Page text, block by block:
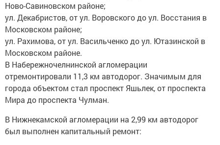
Ново-Савиновском районе;
ул. Декабристов, от ул. Воровского до ул. Восстания в
Московском районе;
ул. Рахимова, от ул. Васильченко до ул. Ютазинской в
Московском районе.
В Набережночелнинской агломерации
отремонтировали 11,3 км автодорог. Значимым для
города объектом стал проспект Яшьлек, от проспекта
Мира до проспекта Чулман.
В Нижнекамской агломерации на 2,99 км автодорог
был выполнен капитальный ремонт: